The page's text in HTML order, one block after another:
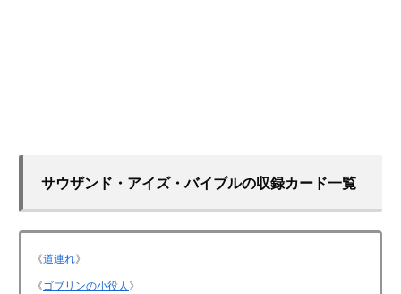
サウザンド・アイズ・バイブルの収録カード一覧
《道連れ》
《ゴブリンの小役人 》